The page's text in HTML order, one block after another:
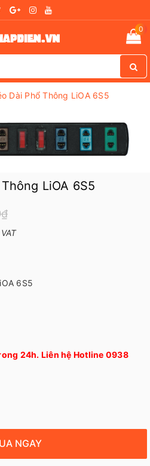
0
Dài Phổ Thông LiOA 6S5
LiOA 6S5
6S5
24h. Liên hệ Hotline 0938
NGAY